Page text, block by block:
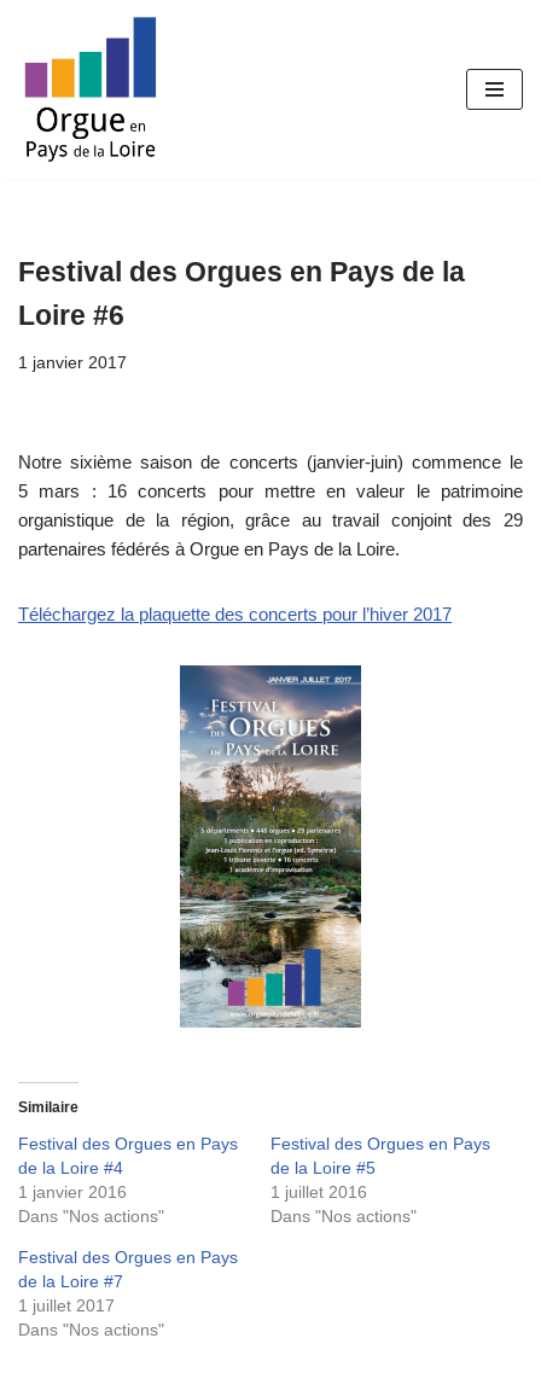
Aller
au
contenu
Festival des Orgues en Pays de la
Loire #6
1 janvier 2017
Notre sixième saison de concerts (janvier-juin) commence le
5 mars : 16 concerts pour mettre en valeur le patrimoine
organistique de la région, grâce au travail conjoint des 29
partenaires fédérés à Orgue en Pays de la Loire.
Téléchargez la plaquette des concerts pour l’hiver 2017
Similaire
Festival des Orgues en Pays
de la Loire #4
1 janvier 2016
Dans "Nos actions"
Festival des Orgues en Pays
de la Loire #5
1 juillet 2016
Dans "Nos actions"
Festival des Orgues en Pays
de la Loire #7
1 juillet 2017
Dans "Nos actions"